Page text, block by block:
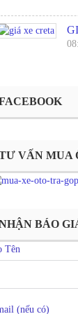
VẤN MUA
BÁO
Tên
(nếu có)